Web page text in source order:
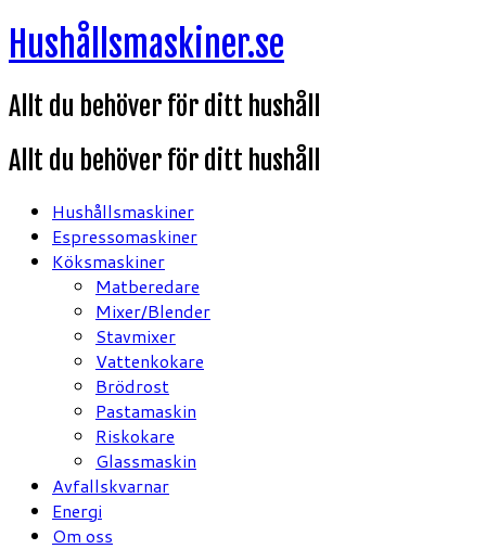
Hoppa
till
Hushållsmaskiner.se
Allt du behöver för ditt hushåll
Allt du behöver för ditt hushåll
Hushållsmaskiner
Espressomaskiner
Köksmaskiner
Matberedare
Mixer/Blender
Stavmixer
Vattenkokare
Brödrost
Pastamaskin
Riskokare
Glassmaskin
Avfallskvarnar
Energi
Om oss